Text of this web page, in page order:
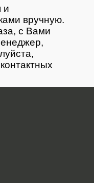
и
вручную.
с Вами